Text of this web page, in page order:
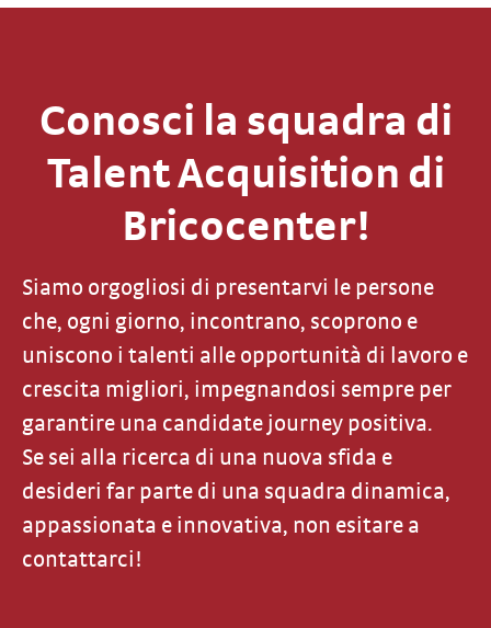
Conosci la squadra di
Talent Acquisition di
Bricocenter!
Siamo orgogliosi di presentarvi le persone
che, ogni giorno, incontrano, scoprono e
uniscono i talenti alle opportunità di lavoro e
crescita migliori, impegnandosi sempre per
garantire una candidate journey positiva.
Se sei alla ricerca di una nuova sfida e
desideri far parte di una squadra dinamica,
appassionata e innovativa, non esitare a
contattarci!